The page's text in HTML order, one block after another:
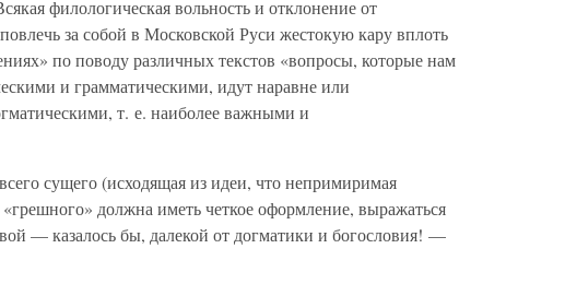
филологическая вольность и отклонение от
за собой в Московской Руси жестокую кару вплоть
по поводу различных текстов «вопросы, которые нам
и грамматическими, идут наравне или
т. е. наиболее важными и
сущего (исходящая из идеи, что непримиримая
должна иметь четкое оформление, выражаться
— казалось бы, далекой от догматики и богословия! —